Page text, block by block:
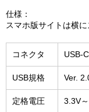
仕様：
スマホ版サイトは横
コネクタ USB-
USB規格 Ver.
定格電圧 3.3V